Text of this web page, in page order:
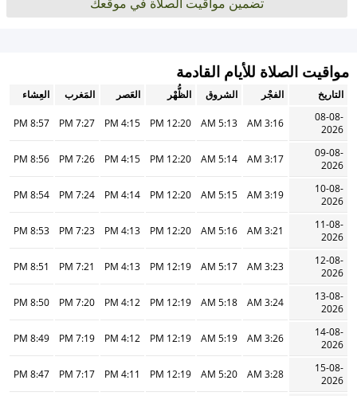
مواقيت الصلاة للأيام القادمة
التاريخ الفجْر الشروق الظُّهْر العَصر المَغرب
العِشاء
08-08-
2026
3:16 AM
5:13 AM
12:20 PM
4:15 PM
7:27 PM
8:57 PM
09-08-
2026
3:17 AM
5:14 AM
12:20 PM
4:15 PM
7:26 PM
8:56 PM
10-08-
2026
3:19 AM
5:15 AM
12:20 PM
4:14 PM
7:24 PM
8:54 PM
11-08-
2026
3:21 AM
5:16 AM
12:20 PM
4:13 PM
7:23 PM
8:53 PM
12-08-
2026
3:23 AM
5:17 AM
12:19 PM
4:13 PM
7:21 PM
8:51 PM
13-08-
2026
3:24 AM
5:18 AM
12:19 PM
4:12 PM
7:20 PM
8:50 PM
14-08-
2026
3:26 AM
5:19 AM
12:19 PM
4:12 PM
7:19 PM
8:49 PM
15-08-
2026
3:28 AM
5:20 AM
12:19 PM
4:11 PM
7:17 PM
8:47 PM